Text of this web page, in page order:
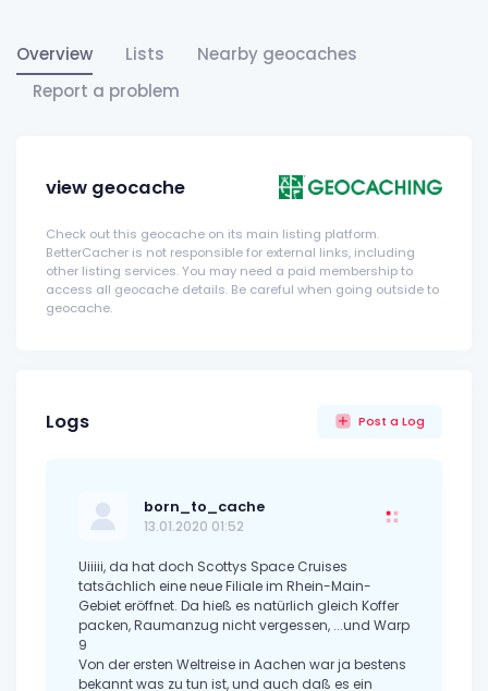
Overview Lists
Nearby geocaches
Report a problem
view geocache
Check out this geocache on its main listing platform.
BetterCacher is not responsible for external links, including
other listing services. You may need a paid membership to
access all geocache details. Be careful when going outside to
geocache.
Logs Post a Log
born_to_cache
13.01.2020 01:52
Uiiiii, da hat doch Scottys Space Cruises
tatsächlich eine neue Filiale im Rhein-Main-
Gebiet eröffnet. Da hieß es natürlich gleich Koffer
packen, Raumanzug nicht vergessen, ...und Warp
9
Von der ersten Weltreise in Aachen war ja bestens
bekannt was zu tun ist, und auch daß es ein